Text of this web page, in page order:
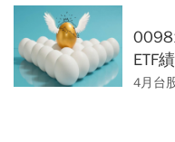
上大
漲幅就
ETF
7成
4月台